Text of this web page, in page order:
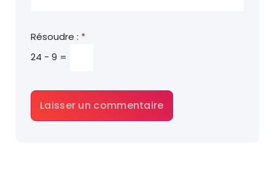
Résoudre : *
24 − 9 =